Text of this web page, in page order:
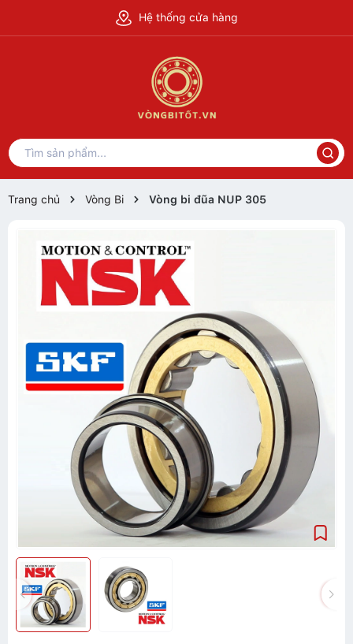
Hệ thống cửa hàng
Trang chủ Vòng Bi Vòng bi đũa NUP 305